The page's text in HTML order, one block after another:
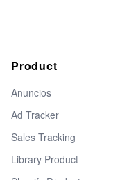
Product
Anuncios
Ad Tracker
Sales Tracking
Library Product